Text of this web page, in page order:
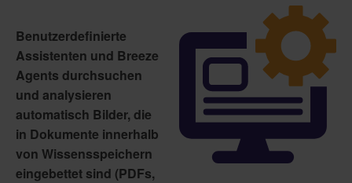
Benutzerdefinierte
Assistenten und Breeze
Agents durchsuchen
und analysieren
automatisch Bilder, die
in Dokumente innerhalb
von Wissensspeichern
eingebettet sind (PDFs,